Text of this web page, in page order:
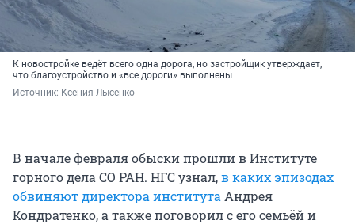
К новостройке ведёт всего одна дорога, но застройщик утверждает,
что благоустройство и «все дороги» выполнены
Источник: Ксения Лысенко
В начале февраля обыски прошли в Институте
горного дела СО РАН. НГС узнал,в каких эпизодах
обвиняют директора института Андрея
Кондратенко, а также поговорил с его семьёй и